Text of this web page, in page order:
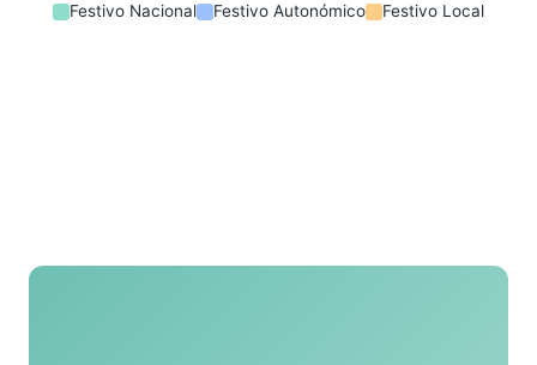
Festivo Nacional Festivo Autonómico Festivo Local